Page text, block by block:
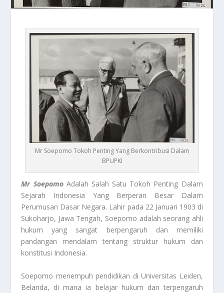
Mr Soepomo Tokoh Penting Yang Berkontribusi Dalam
BPUPKI
Mr SoepomoAdalah Salah Satu Tokoh Penting Dalam
Sejarah Indonesia Yang Berperan Besar Dalam
Perumusan Dasar Negara. Lahir pada 22 Januari 1903 di
Sukoharjo, Jawa Tengah, Soepomo adalah seorang ahli
hukum yang sangat berpengaruh dan memiliki
pandangan mendalam tentang struktur hukum dan
konstitusi Indonesia.
Soepomo menempuh pendidikan di Universitas Leiden,
Belanda, di mana ia belajar hukum dan terpengaruh